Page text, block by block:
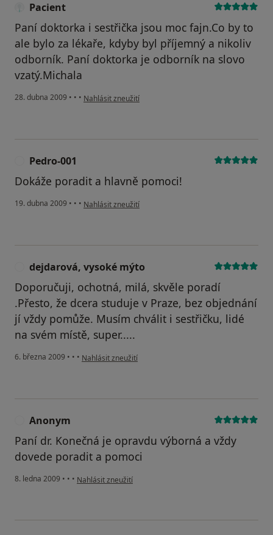
Pacient
Paní doktorka i sestřička jsou moc fajn.Co by to
ale bylo za lékaře, kdyby byl příjemný a nikoliv
odborník. Paní doktorka je odborník na slovo
vzatý.Michala
28. dubna 2009 • • • podle názoru uživatele Pacient
Nahlásit zneužití
Pedro-001
Dokáže poradit a hlavně pomoci!
19. dubna 2009 • • • podle názoru uživatele Pedro-001
Nahlásit zneužití
dejdarová, vysoké mýto
Doporučuji, ochotná, milá, skvěle poradí
.Přesto, že dcera studuje v Praze, bez objednání
jí vždy pomůže. Musím chválit i sestřičku, lidé
na svém místě, super.....
6. března 2009 • • • podle názoru uživatele dejdarová, vysoké mýto
Nahlásit zneužití
Anonym
Paní dr. Konečná je opravdu výborná a vždy
dovede poradit a pomoci
8. ledna 2009 • • • podle názoru uživatele Anonym
Nahlásit zneužití